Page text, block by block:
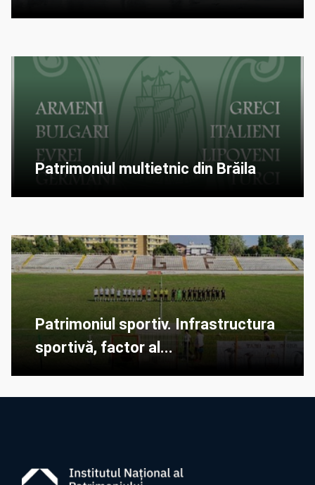
Patrimoniul multietnic din Brăila
Patrimoniul sportiv. Infrastructura
sportivă, factor al...